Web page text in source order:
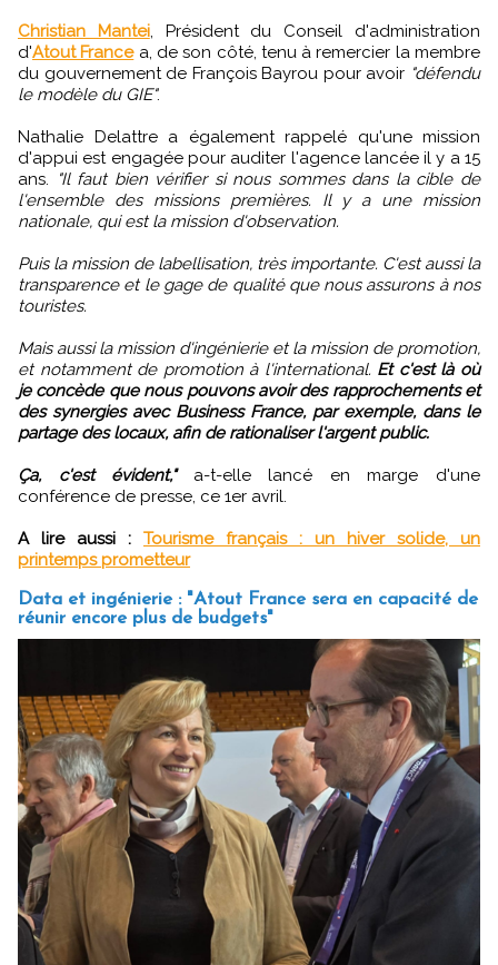
Christian Mantei, Président du Conseil d'administration
d'Atout Francea, de son côté, tenu à remercier la membre
du gouvernement de François Bayrou pour avoir "défendu
le modèle du GIE".
Nathalie Delattre a également rappelé qu'une mission
d'appui est engagée pour auditer l'agence lancée il y a 15
ans.
"Il faut bien vérifier si nous sommes dans la cible de
l'ensemble des missions premières. Il y a une mission
nationale, qui est la mission d'observation.
Puis la mission de labellisation, très importante. C'est aussi la
transparence et le gage de qualité que nous assurons à nos
touristes.
Mais aussi la mission d'ingénierie et la mission de promotion,
et notamment de promotion à l'international. Et c'est là où
je concède que nous pouvons avoir des rapprochements et
des synergies avec Business France, par exemple, dans le
partage des locaux, afin de rationaliser l'argent public.
Ça, c'est évident,"a-t-elle lancé en marge d'une
conférence de presse, ce 1er avril.
A lire aussi :
Tourisme français : un hiver solide, un
printemps prometteur
Data et ingénierie : "Atout France sera en capacité de
réunir encore plus de budgets"